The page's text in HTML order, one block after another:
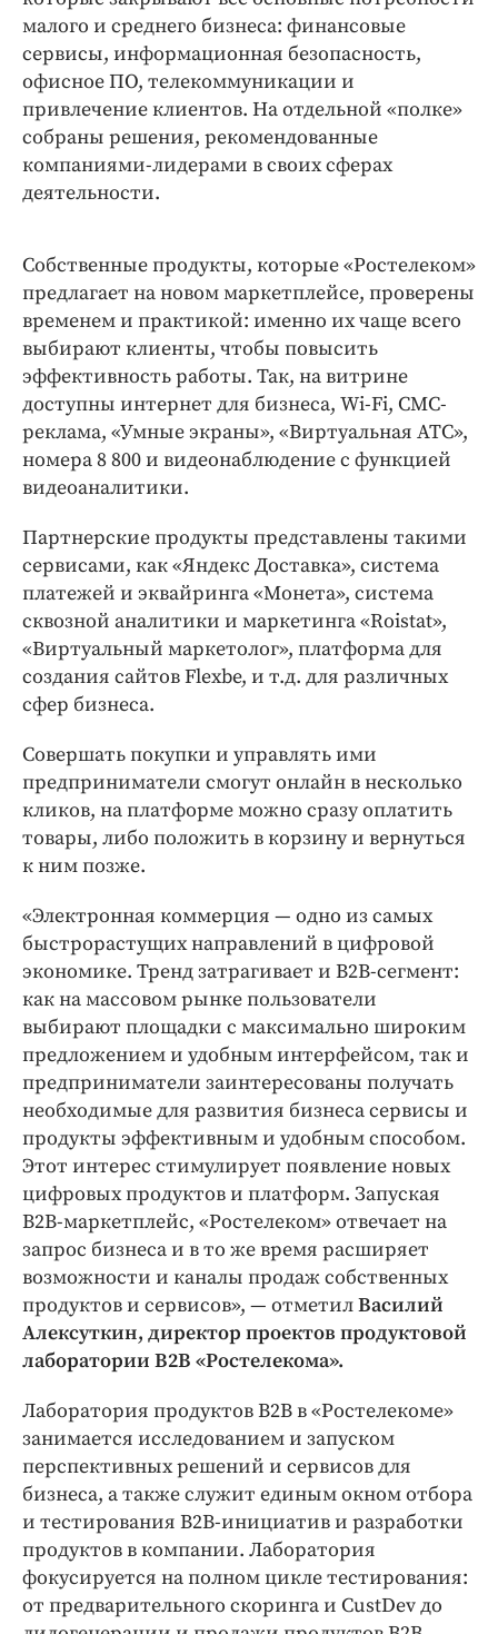
малого и среднего бизнеса: финансовые
сервисы, информационная безопасность,
офисное ПО, телекоммуникации и
привлечение клиентов. На отдельной «полке»
собраны решения, рекомендованные
компаниями-лидерами в своих сферах
деятельности.
Собственные продукты, которые «Ростелеком»
предлагает на новом маркетплейсе, проверены
временем и практикой: именно их чаще всего
выбирают клиенты, чтобы повысить
эффективность работы. Так, на витрине
доступны интернет для бизнеса, Wi-Fi, СМС-
реклама, «Умные экраны», «Виртуальная АТС»,
номера 8 800 и видеонаблюдение с функцией
видеоаналитики.
Партнерские продукты представлены такими
сервисами, как «Яндекс Доставка», система
платежей и эквайринга «Монета», система
сквозной аналитики и маркетинга «Roistat»,
«Виртуальный маркетолог», платформа для
создания сайтов Flexbe, и т.д. для различных
сфер бизнеса.
Совершать покупки и управлять ими
предприниматели смогут онлайн в несколько
кликов, на платформе можно сразу оплатить
товары, либо положить в корзину и вернуться
к ним позже.
«Электронная коммерция — одно из самых
быстрорастущих направлений в цифровой
экономике. Тренд затрагивает и B2B-сегмент:
как на массовом рынке пользователи
выбирают площадки с максимально широким
предложением и удобным интерфейсом, так и
предприниматели заинтересованы получать
необходимые для развития бизнеса сервисы и
продукты эффективным и удобным способом.
Этот интерес стимулирует появление новых
цифровых продуктов и платформ. Запуская
B2B-маркетплейс, «Ростелеком» отвечает на
запрос бизнеса и в то же время расширяет
возможности и каналы продаж собственных
продуктов и сервисов», — отметилВасилий
Алексуткин, директор проектов продуктовой
лаборатории B2B «Ростелекома».
Лаборатория продуктов B2B в «Ростелекоме»
занимается исследованием и запуском
перспективных решений и сервисов для
бизнеса, а также служит единым окном отбора
и тестирования B2B-инициатив и разработки
продуктов в компании. Лаборатория
фокусируется на полном цикле тестирования:
от предварительного скоринга и СustDev до